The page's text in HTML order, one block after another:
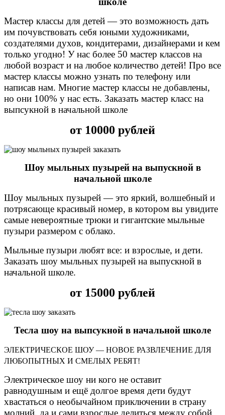
Мастер классы для детей — это возможность дать
им почувствовать себя юными художниками,
создателями духов, кондитерами, дизайнерами и кем
только угодно! У нас более 50 мастер классов на
любой возраст и на любое количество детей! Про все
мастер классы можно узнать по телефону или
написав нам. Многие мастер классы не добавлены,
но они 100% у нас есть. Заказать мастер класс на
выпсукной в начальной школе
от 10000 рублей
Шоу мыльных пузырей на выпускнойв
начальной школе
Шоу мыльных пузырей — это яркий, волшебный и
потрясающе красивый номер, в котором вы увидите
самые невероятные трюки и гигантские мыльные
пузыри размером с облако.
Мыльные пузыри любят все: и взрослые, и дети.
Заказать шоу мыльных пузырей на выпускной в
начальной школе.
от 15000 рублей
Тесла шоу на выпсукной в начальной школе
ЭЛЕКТРИЧЕСКОЕ ШОУ — НОВОЕ РАЗВЛЕЧЕНИЕ ДЛЯ
ЛЮБОПЫТНЫХ И СМЕЛЫХ РЕБЯТ!
Электрическое шоу ни кого не оставит
равнодушным и ещё долгое время дети будут
хвастаться о необычайном приключении в страну
молний, да и сами взрослые делиться между собой